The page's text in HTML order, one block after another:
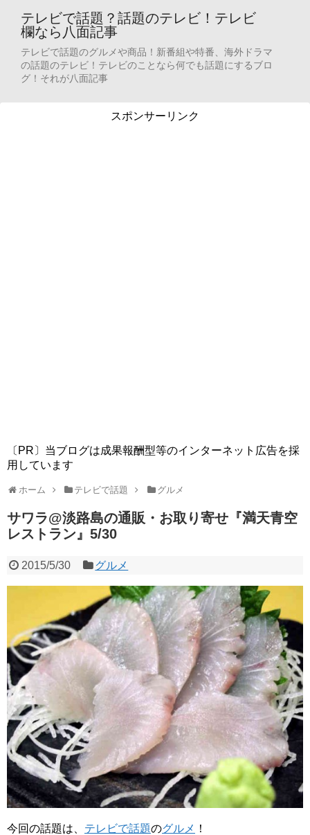
テレビで話題？話題のテレビ！テレビ
欄なら八面記事
テレビで話題のグルメや商品！新番組や特番、海外ドラマ
の話題のテレビ！テレビのことなら何でも話題にするブロ
グ！それが八面記事
スポンサーリンク
〔PR〕当ブログは成果報酬型等のインターネット広告を採
用しています
ホーム テレビで話題 グルメ
サワラ@淡路島の通販・お取り寄せ『満天青空
レストラン』5/30
2015/5/30 グルメ
今回の話題は、 テレビで話題のグルメ ！